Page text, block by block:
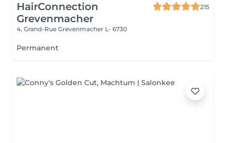
HairConnection
Grevenmacher
215
4, Grand-Rue Grevenmacher L- 6730
Permanent